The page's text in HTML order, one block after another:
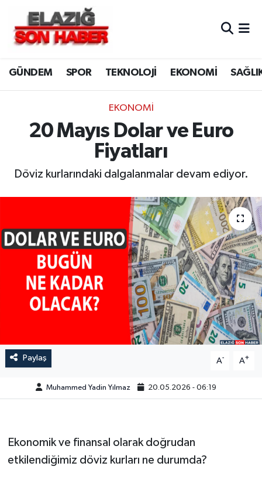
GÜNDEM SPOR TEKNOLOJİ EKONOMİ
EKONOMİ
20 Mayıs Dolar ve Euro
Fiyatları
Döviz kurlarındaki dalgalanmalar devam ediyor.
Paylaş A- A+
Muhammed Yadin Yılmaz 20.05.2026 - 06:19
Ekonomik ve finansal olarak doğrudan
etkilendiğimiz döviz kurları ne durumda?
CANLI YAYIN
ASAYİŞ
BİLİM VE TEKNOLOJİ
DÜNYA
GENEL
GÜNDEM
HABERDE İNSAN
KÜLTÜR-SANAT
POLİTİKA
Merkez Hava Durumu
Merkez Trafik Yoğunluk Haritası
Süper Lig Puan Durumu ve Fikstür
Tüm Manşetler
Son Dakika Haberleri